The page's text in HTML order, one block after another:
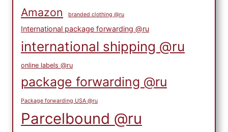
Amazon branded clothing @ru
International package forwarding @ru
international shipping @ru
online labels @ru
package forwarding @ru
Package forwarding USA @ru
Parcelbound @ru